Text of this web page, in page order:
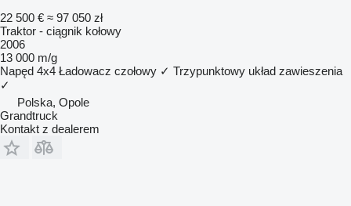
22 500 € ≈ 97 050 zł
Traktor - ciągnik kołowy
2006
13 000 m/g
Napęd 4x4 Ładowacz czołowy ✓ Trzypunktowy układ zawieszenia
✓
Polska, Opole
Grandtruck
Kontakt z dealerem